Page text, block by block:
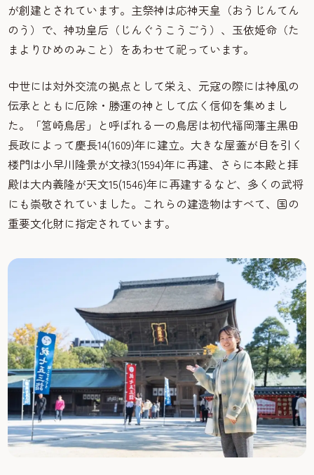
が創建とされています。主祭神は応神天皇（おうじんてん
のう）で、神功皇后（じんぐうこうごう）、玉依姫命（た
まよりひめのみこと）をあわせて祀っています。
中世には対外交流の拠点として栄え、元寇の際には神風の
伝承とともに厄除・勝運の神として広く信仰を集めまし
た。「筥崎鳥居」と呼ばれる一の鳥居は初代福岡藩主黒田
長政によって慶長14(1609)年に建立。大きな屋蓋が目を引く
楼門は小早川隆景が文禄3(1594)年に再建、さらに本殿と拝
殿は大内義隆が天文15(1546)年に再建するなど、多くの武将
にも崇敬されていました。これらの建造物はすべて、国の
重要文化財に指定されています。